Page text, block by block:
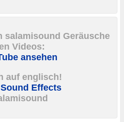
salamisound Geräusche
Videos:
ansehen
auf englisch!
Effects